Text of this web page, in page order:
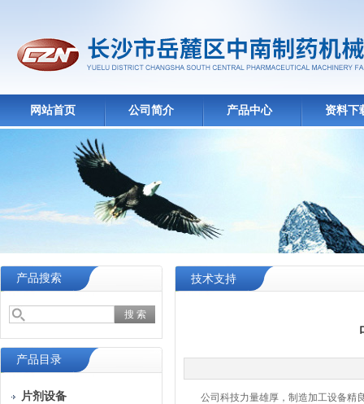
网站首页 公司简介 产品中心 资料下
产品搜索
产品目录
片剂设备
技术支持
公司科技力量雄厚，制造加工设备精